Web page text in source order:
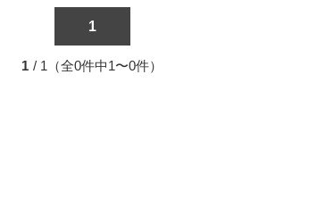
1
1 / 1（全0件中1〜0件）